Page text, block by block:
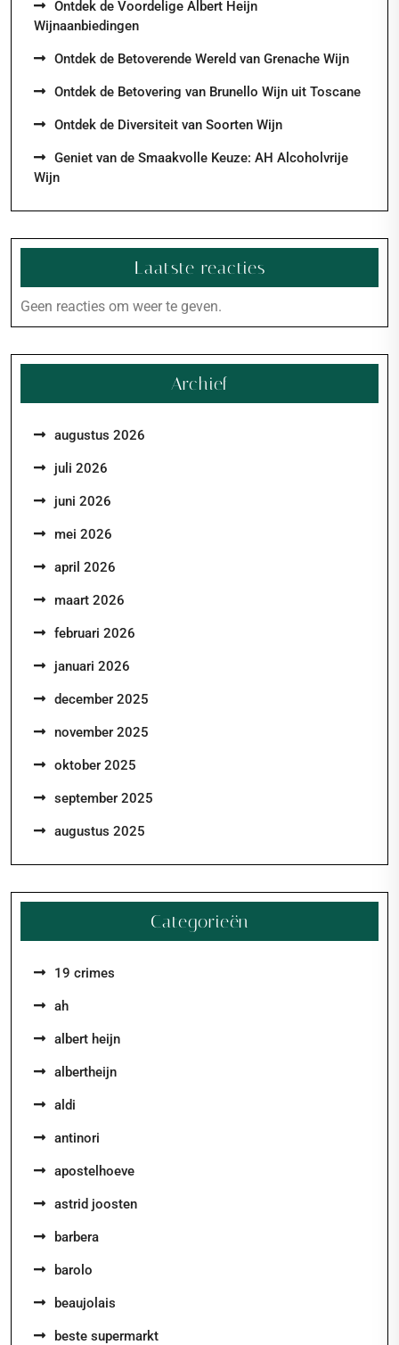
Ontdek de Voordelige Albert Heijn
Wijnaanbiedingen
Ontdek de Betoverende Wereld van Grenache Wijn
Ontdek de Betovering van Brunello Wijn uit Toscane
Ontdek de Diversiteit van Soorten Wijn
Geniet van de Smaakvolle Keuze: AH Alcoholvrije
Wijn
Laatste reacties
Geen reacties om weer te geven.
Archief
augustus 2026
juli 2026
juni 2026
mei 2026
april 2026
maart 2026
februari 2026
januari 2026
december 2025
november 2025
oktober 2025
september 2025
augustus 2025
Categorieën
19 crimes
ah
albert heijn
albertheijn
aldi
antinori
apostelhoeve
astrid joosten
barbera
barolo
beaujolais
beste supermarkt